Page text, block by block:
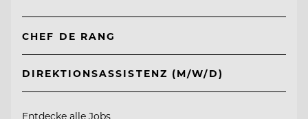
CHEF DE RANG
DIREKTIONSASSISTENZ (M/W/D)
Entdecke alle Jobs